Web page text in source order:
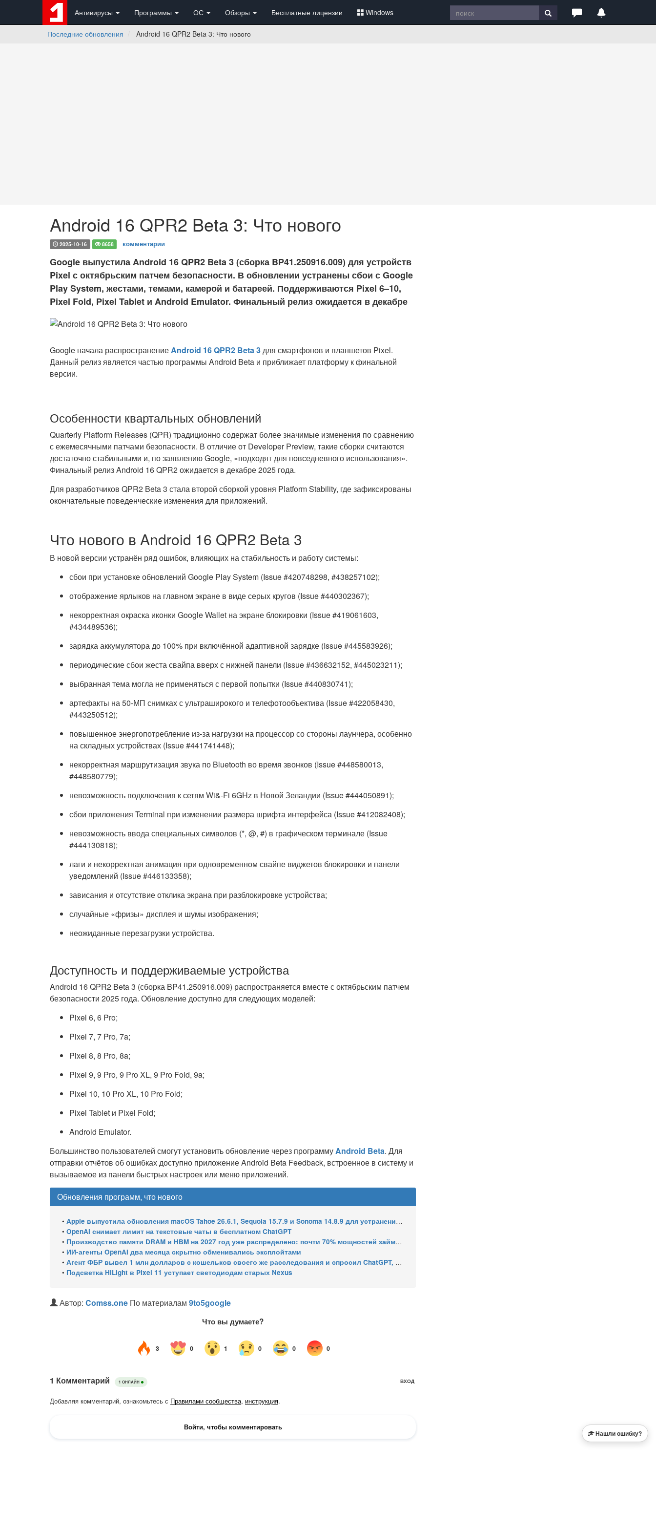
Антивирусы Программы ОС Обзоры Бесплатные лицензии Windows
Последние обновления Android 16 QPR2 Beta 3: Что нового
Android 16 QPR2 Beta 3: Что нового
2025-10-16 8658 комментарии
Google выпустила Android 16 QPR2 Beta 3 (сборка BP41.250916.009) для устройств
Pixel с октябрьским патчем безопасности. В обновлении устранены сбои с Google
Play System, жестами, темами, камерой и батареей. Поддерживаются Pixel 6–10,
Pixel Fold, Pixel Tablet и Android Emulator. Финальный релиз ожидается в декабре
Google начала распространениеAndroid 16 QPR2 Beta 3для смартфонов и планшетов Pixel.
Данный релиз является частью программы Android Beta и приближает платформу к финальной
версии.
Особенности квартальных обновлений
Quarterly Platform Releases (QPR) традиционно содержат более значимые изменения по сравнению
с ежемесячными патчами безопасности. В отличие от Developer Preview, такие сборки считаются
достаточно стабильными и, по заявлению Google, «подходят для повседневного использования».
Финальный релиз Android 16 QPR2 ожидается в декабре 2025 года.
Для разработчиков QPR2 Beta 3 стала второй сборкой уровня Platform Stability, где зафиксированы
окончательные поведенческие изменения для приложений.
Что нового в Android 16 QPR2 Beta 3
В новой версии устранён ряд ошибок, влияющих на стабильность и работу системы:
сбои при установке обновлений Google Play System (Issue #420748298, #438257102);
отображение ярлыков на главном экране в виде серых кругов (Issue #440302367);
некорректная окраска иконки Google Wallet на экране блокировки (Issue #419061603,
#434489536);
зарядка аккумулятора до 100% при включённой адаптивной зарядке (Issue #445583926);
периодические сбои жеста свайпа вверх с нижней панели (Issue #436632152, #445023211);
выбранная тема могла не применяться с первой попытки (Issue #440830741);
артефакты на 50-МП снимках с ультраширокого и телефотообъектива (Issue #422058430,
#443250512);
повышенное энергопотребление из-за нагрузки на процессор со стороны лаунчера, особенно
на складных устройствах (Issue #441741448);
некорректная маршрутизация звука по Bluetooth во время звонков (Issue #448580013,
#448580779);
невозможность подключения к сетям Wi&-Fi 6GHz в Новой Зеландии (Issue #444050891);
сбои приложения Terminal при изменении размера шрифта интерфейса (Issue #412082408);
невозможность ввода специальных символов (*, @, #) в графическом терминале (Issue
#444130818);
лаги и некорректная анимация при одновременном свайпе виджетов блокировки и панели
уведомлений (Issue #446133358);
зависания и отсутствие отклика экрана при разблокировке устройства;
случайные «фризы» дисплея и шумы изображения;
неожиданные перезагрузки устройства.
Доступность и поддерживаемые устройства
Android 16 QPR2 Beta 3 (сборка BP41.250916.009) распространяется вместе с октябрьским патчем
безопасности 2025 года. Обновление доступно для следующих моделей:
Pixel 6, 6 Pro;
Pixel 7, 7 Pro, 7a;
Pixel 8, 8 Pro, 8a;
Pixel 9, 9 Pro, 9 Pro XL, 9 Pro Fold, 9a;
Pixel 10, 10 Pro XL, 10 Pro Fold;
Pixel Tablet и Pixel Fold;
Android Emulator.
Большинство пользователей смогут установить обновление через программуAndroid Beta. Для
отправки отчётов об ошибках доступно приложение Android Beta Feedback, встроенное в систему и
вызываемое из панели быстрых настроек или меню приложений.
Обновления программ, что нового
• Apple выпустила обновления macOS Tahoe 26.6.1, Sequoia 15.7.9 и Sonoma 14.8.9 для устранения уязвимости общего доступа к экрану
• OpenAI снимает лимит на текстовые чаты в бесплатном ChatGPT
• Производство памяти DRAM и HBM на 2027 год уже распределено: почти 70% мощностей займут решения для ИИ
• ИИ-агенты OpenAI два месяца скрытно обменивались эксплойтами
• Агент ФБР вывел 1 млн долларов с кошельков своего же расследования и спросил ChatGPT, как уехать в ЕС
• Подсветка HiLight в Pixel 11 уступает светодиодам старых Nexus
Автор: Comss.one По материалам 9to5google
Нашли ошибку?